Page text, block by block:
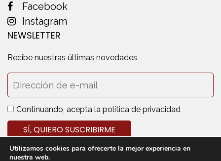
Facebook
Instagram
NEWSLETTER
Recibe nuestras últimas novedades
Continuando, acepta la política de privacidad
Utilizamos cookies para ofrecerte la mejor experiencia en
nuestra web.